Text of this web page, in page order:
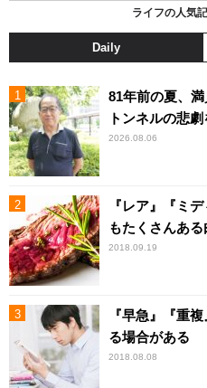
ライフの人気
Daily
81年前の夏、
トンネルの悲
2026.08.06
『レア』『ミ
もたくさんあ
2018.09.19
『早急』『重
る場合がある
2018.08.08